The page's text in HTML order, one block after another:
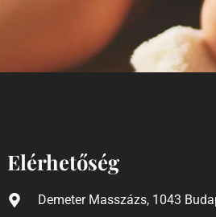
Elérhetőség
Demeter Masszázs, 1043